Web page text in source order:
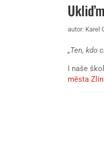
autor: Karel
„Ten, kdo
I naše
města